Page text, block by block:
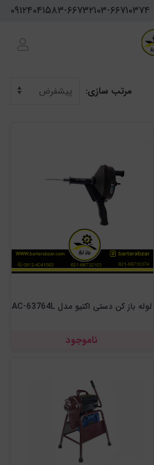
۰۹۱۲۴۰۴۱۵۸۳-۶۶۷۳۲۱۰۳-۶۶۷۱۰۳۷۴
مرتب سازی:
لوله باز کن دستی اکتیو مدل AC-63764L
ناموجود